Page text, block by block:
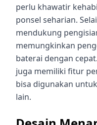
perlu khawatir
ponsel seharian.
mendukung
memungkinkan
baterai dengan
juga memiliki fitur
bisa digunakan
lain.